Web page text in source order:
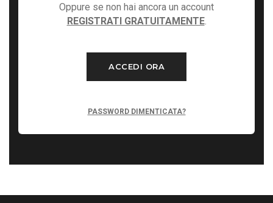
Oppure se non hai ancora un account
REGISTRATI GRATUITAMENTE.
ACCEDI ORA
PASSWORD DIMENTICATA?